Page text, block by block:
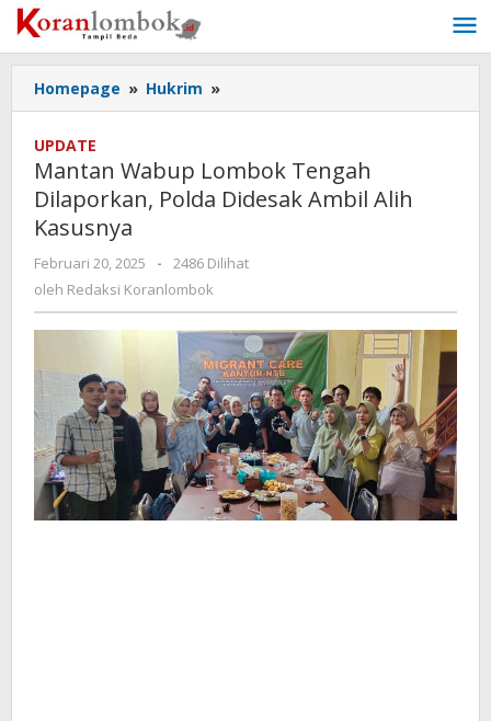
Lewati
ke
konten
Homepage » Hukrim »
Wabup
Tengah
Dilaporkan,
Polda
Alih
UPDATE
Mantan Wabup Lombok Tengah
Dilaporkan, Polda Didesak Ambil Alih
Kasusnya
Februari 20, 2025
oleh
Redaksi
-
2486 Dilihat
oleh Redaksi Koranlombok